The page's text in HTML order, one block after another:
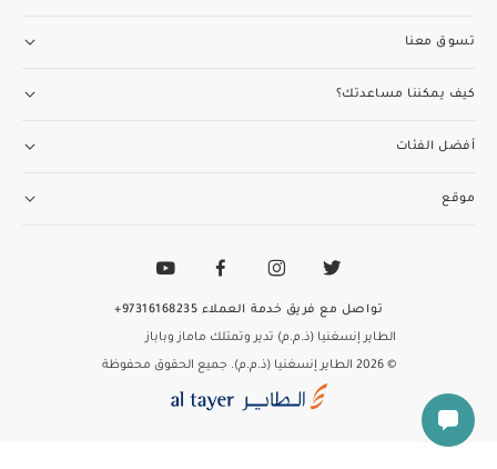
تسوق معنا
كيف يمكننا مساعدتك؟
أفضل الفئات
موقع
الطاير إنسغنيا (ذ.م.م) تدير وتمتلك ماماز وباباز
© 2026 الطاير إنسغنيا (ذ.م.م). جميع الحقوق محفوظة
تواصل مع فريق خدمة العملاء 97316168235+